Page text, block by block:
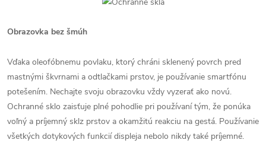
Obrazovka bez šmúh
Vďaka oleofóbnemu povlaku, ktorý chráni sklenený povrch pred
mastnými škvrnami a odtlačkami prstov, je používanie smartfónu
potešením. Nechajte svoju obrazovku vždy vyzerať ako novú.
Ochranné sklo zaisťuje plné pohodlie pri používaní tým, že ponúka
voľný a príjemný sklz prstov a okamžitú reakciu na gestá. Používanie
všetkých dotykových funkcií displeja nebolo nikdy také príjemné.